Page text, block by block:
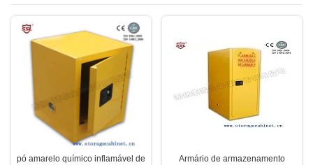
inflamável
pó amarelo químico inflamável de
Armário de armazenamento